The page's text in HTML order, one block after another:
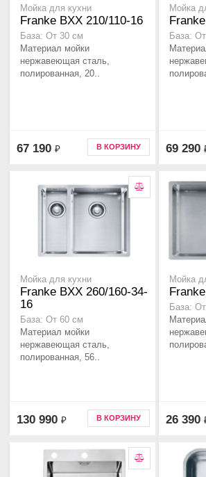
Мойка для кухни
Franke BXX 210/110-16
База: От 30 см
Материал мойки
нержавеющая сталь,
полированная, 20..
67 190 ₽ В КОРЗИНУ
Мойка
База:
69 290
Мойка для кухни
Franke BXX 260/160-34-
16
База: От 60 см
Материал мойки
нержавеющая сталь,
полированная, 56..
130 990 ₽ В КОРЗИНУ
Мойка
База:
26 390